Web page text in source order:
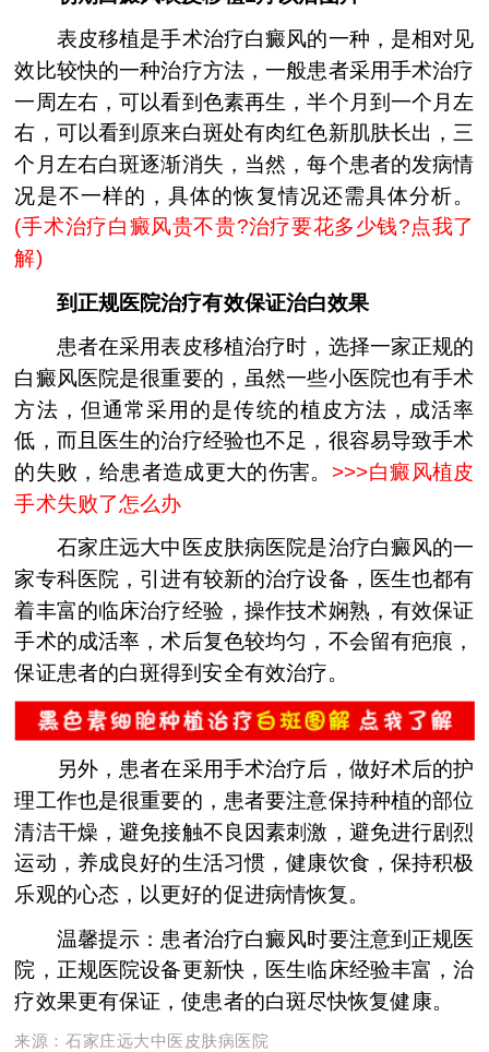
表皮移植是手术治疗白癜风的一种，是相对见
效比较快的一种治疗方法，一般患者采用手术治疗
一周左右，可以看到色素再生，半个月到一个月左
右，可以看到原来白斑处有肉红色新肌肤长出，三
个月左右白斑逐渐消失，当然，每个患者的发病情
况是不一样的，具体的恢复情况还需具体分析。
(手术治疗白癜风贵不贵?治疗要花多少钱?点我了
解)
到正规医院治疗有效保证治白效果
患者在采用表皮移植治疗时，选择一家正规的
白癜风医院是很重要的，虽然一些小医院也有手术
方法，但通常采用的是传统的植皮方法，成活率
低，而且医生的治疗经验也不足，很容易导致手术
的失败，给患者造成更大的伤害。 >>>白癜风植皮
手术失败了怎么办
石家庄远大中医皮肤病医院是治疗白癜风的一
家专科医院，引进有较新的治疗设备，医生也都有
着丰富的临床治疗经验，操作技术娴熟，有效保证
手术的成活率，术后复色较均匀，不会留有疤痕，
保证患者的白斑得到安全有效治疗。
另外，患者在采用手术治疗后，做好术后的护
理工作也是很重要的，患者要注意保持种植的部位
清洁干燥，避免接触不良因素刺激，避免进行剧烈
运动，养成良好的生活习惯，健康饮食，保持积极
乐观的心态，以更好的促进病情恢复。
温馨提示：患者治疗白癜风时要注意到正规医
院，正规医院设备更新快，医生临床经验丰富，治
疗效果更有保证，使患者的白斑尽快恢复健康。
来源：石家庄远大中医皮肤病医院